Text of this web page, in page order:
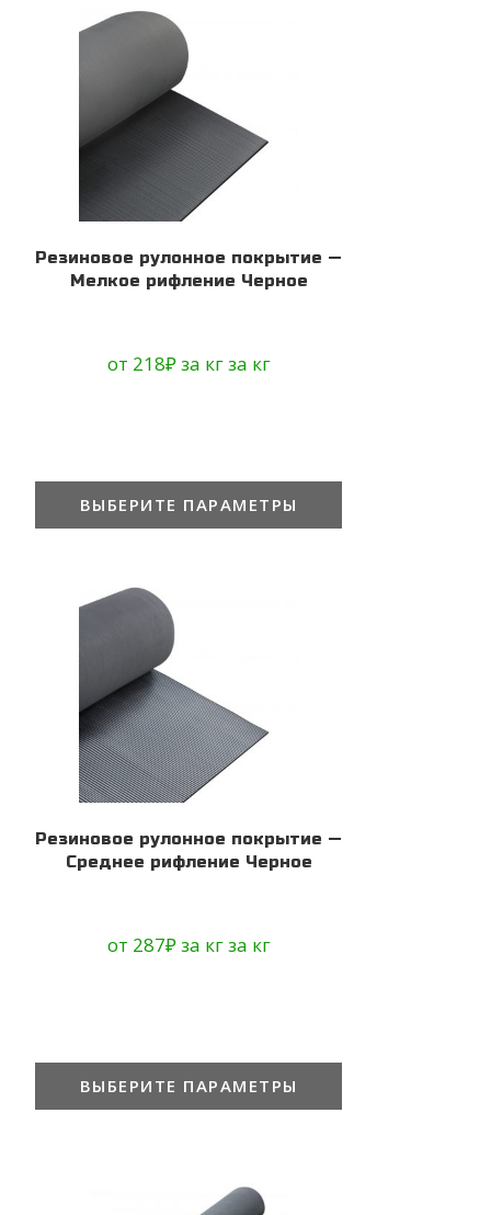
Резиновое рулонное покрытие —
Мелкое рифление Черное
от 218₽за кгза кг
ВЫБЕРИТЕ ПАРАМЕТРЫ
Резиновое рулонное покрытие —
Среднее рифление Черное
от 287₽за кгза кг
ВЫБЕРИТЕ ПАРАМЕТРЫ